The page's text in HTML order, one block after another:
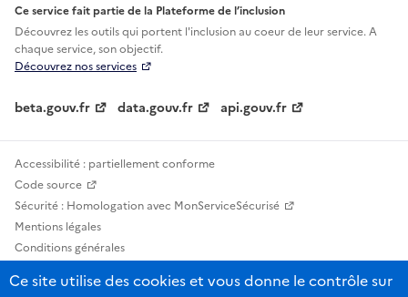
Ce service fait partie de la Plateforme de l’inclusion
Découvrez les outils qui portent l'inclusion aucoeur de leur service. A
chaque service, son objectif.
Découvrez nos services
beta.gouv.fr data.gouv.fr api.gouv.fr
Accessibilité : partiellement conforme
Code source
Sécurité : Homologation avec MonServiceSécurisé
Mentions légales
Conditions générales
Statistiques, lexiques et indicateurs
Ce site utilise des cookies et vous donne le contrôle sur